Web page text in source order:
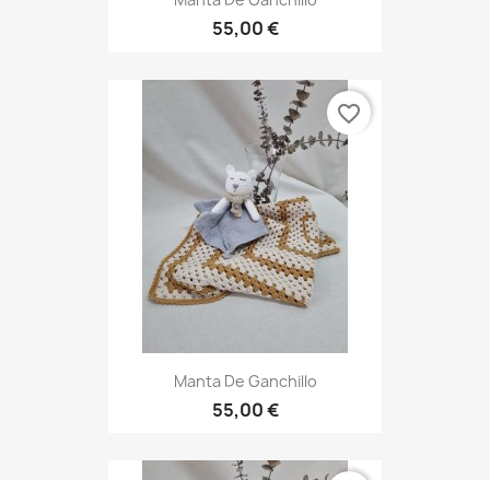
55,00 €
Manta De Ganchillo
55,00 €
favorite_border